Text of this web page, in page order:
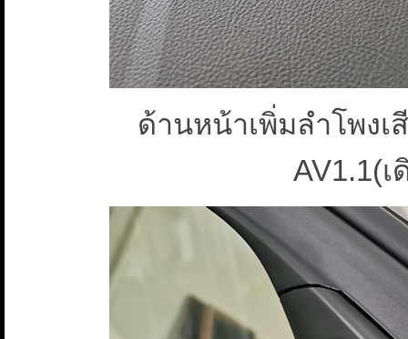
ด้านหน้าเพิ่มลำโพงเ
AV1.1(